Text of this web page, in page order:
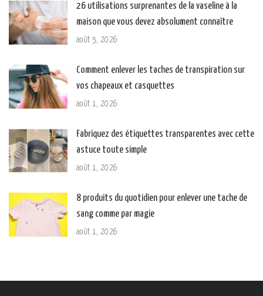
26 utilisations surprenantes de la vaseline à la
maison que vous devez absolument connaître
août 5, 2026
Comment enlever les taches de transpiration sur
vos chapeaux et casquettes
août 1, 2026
Fabriquez des étiquettes transparentes avec cette
astuce toute simple
août 1, 2026
8 produits du quotidien pour enlever une tache de
sang comme par magie
août 1, 2026